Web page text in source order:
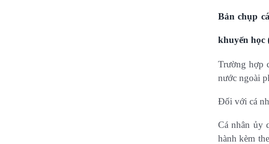
Bản chụp
khuyến học
Trường hợp
nước ngoài
Đối với cá
Cá nhân ủy
hành kèm